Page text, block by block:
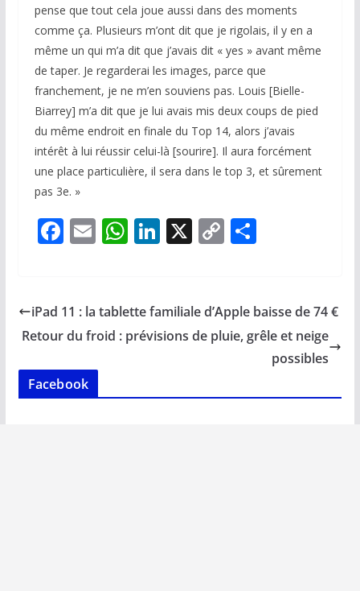
pense que tout cela joue aussi dans des moments
comme ça. Plusieurs m’ont dit que je rigolais, il y en a
même un qui m’a dit que j’avais dit « yes » avant même
de taper. Je regarderai les images, parce que
franchement, je ne m’en souviens pas. Louis [Bielle-
Biarrey] m’a dit que je lui avais mis deux coups de pied
du même endroit en finale du Top 14, alors j’avais
intérêt à lui réussir celui-là [sourire]. Il aura forcément
une place particulière, il sera dans le top 3, et sûrement
pas 3e. »
F
b
o
k
E
l
W
s
A
Li
e
dI
X C
y
Li
P
g
er
iPad 11 : la tablette familiale d’Apple baisse de 74 €
Retour du froid : prévisions de pluie, grêle et neige
possibles
Facebook